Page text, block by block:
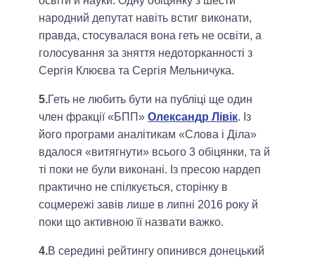
народний депутат навіть встиг виконати,
правда, стосувалася вона геть не освіти, а
голосування за зняття недоторканності з
Сергія Клюєва та Сергія Мельничука.
5.Геть не любить бути на публіці ще один
член фракції «БПП» Олександр Лівік. Із
його програми аналітикам «Слова і Діла»
вдалося «витягнути» всього 3 обіцянки, та й
ті поки не були виконані. Із пресою нардеп
практично не спілкується, сторінку в
соцмережі завів лише в липні 2016 року й
поки що активною її назвати важко.
4.В середині рейтингу опинився донецький